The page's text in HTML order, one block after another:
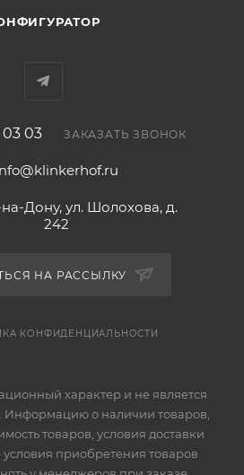
03 03 ЗАКАЗАТЬ ЗВОНОК
на-Дону, ул. Шолохова, д.
242
НА РАССЫЛКУ
КОНФИДЕНЦИАЛЬНОСТИ
характер и не является
Информацию о наличии товаров,
товаров, условия доставки
приобретения товаров